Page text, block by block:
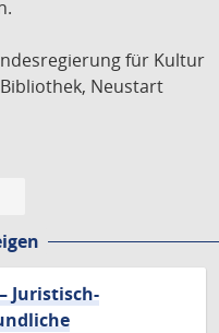
für Kultur
Neustart
Juristisch-